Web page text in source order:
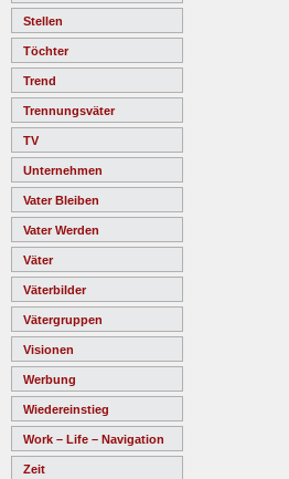
Stellen
Töchter
Trend
Trennungsväter
TV
Unternehmen
Vater Bleiben
Vater Werden
Väter
Väterbilder
Vätergruppen
Visionen
Werbung
Wiedereinstieg
Work – Life – Navigation
Zeit